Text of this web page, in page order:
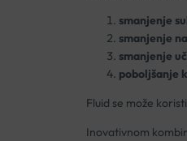
smanjenje
smanjenje
smanjenje
poboljšanje
Fluid se može
Inovativnom